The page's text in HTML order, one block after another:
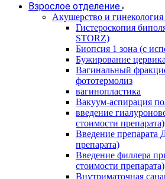
Взрослое отделение
Акушерство и гинекология
Гистероскопия
STORZ)
Биопсия 1 зона (с
Бужирование
Вагинальный
фототермолиз
вагинопластика
Вакуум-аспирация
введение
стоимости препарата)
Введение препарата
препарата)
Введение филлера
стоимости препарата)
Внутриматочная